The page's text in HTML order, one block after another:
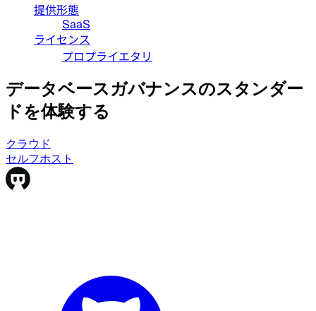
提供形態
SaaS
ライセンス
プロプライエタリ
データベースガバナンスのスタンダー
ドを体験する
クラウド
クラウド
セルフホスト
セルフホスト